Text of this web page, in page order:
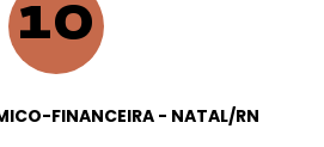
10
FINANCEIRA - NATAL/RN